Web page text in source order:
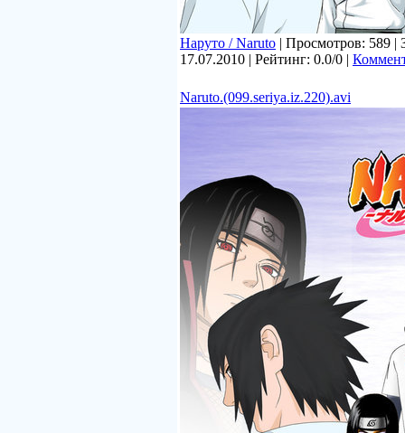
Наруто / Naruto | Просмотров: 589 |
17.07.2010 | Рейтинг: 0.0/0 |
Naruto.(099.seriya.iz.220).avi